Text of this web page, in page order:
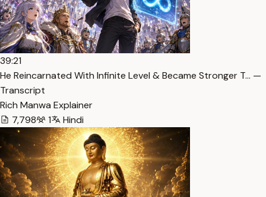
39:21
He Reincarnated With Infinite Level & Became Stronger T… —
Transcript
Rich Manwa Explainer
7,798
1 Hindi